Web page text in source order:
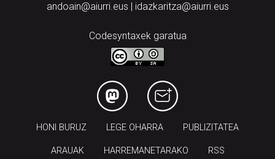
andoain@aiurri.eus | idazkaritza@aiurri.eus
Codesyntaxek garatua
HONI BURUZ LEGE OHARRA PUBLIZITATEA
ARAUAK HARREMANETARAKO RSS